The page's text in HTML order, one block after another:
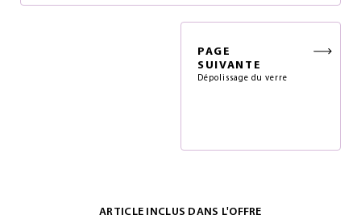
PAGE
SUIVANTE
Dépolissage du verre
ARTICLE INCLUS DANS L'OFFRE